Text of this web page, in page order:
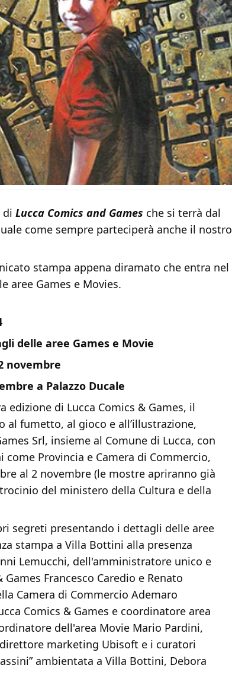
di Lucca Comics and Games che si terrà dal
come sempre parteciperà anche il nostro
stampa appena diramato che entra nel
aree Games e Movies.
delle aree Games e Movie
novembre
a Palazzo Ducale
edizione di Lucca Comics & Games, il
al fumetto, al gioco e all’illustrazione,
Srl, insieme al Comune di Lucca, con
Provincia e Camera di Commercio,
al 2 novembre (le mostre apriranno già
del ministero della Cultura e della
segreti presentando i dettagli delle aree
stampa a Villa Bottini alla presenza
Lemucchi, dell'amministratore unico e
Francesco Caredio e Renato
Camera di Commercio Ademaro
Comics & Games e coordinatore area
dell'area Movie Mario Pardini,
marketing Ubisoft e i curatori
ambientata a Villa Bottini, Debora